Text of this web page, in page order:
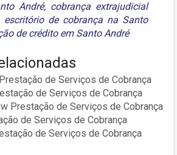
André, cobrança extrajudicial
escritório de cobrança na Santo
de crédito em Santo André
de Serviços de Cobrança
de Serviços de Cobrança
Prestação de Serviços de Cobrança
de Serviços de Cobrança
de Serviços de Cobrança